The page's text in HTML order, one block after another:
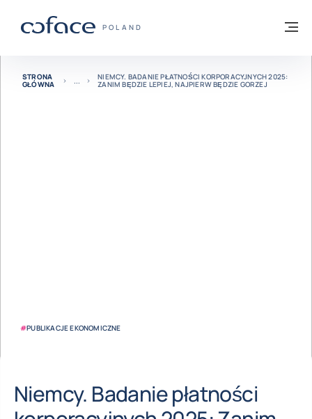
COFACE FOR TRADE - STRONA GŁÓWNA
POLAND
Powrót do strony głównej
#PUBLIKACJE EKONOMICZNE
STRONA
GŁÓWNA
NIEMCY. BADANIE PŁATNOŚCI KORPORACYJNYCH 2025:
ZANIM BĘDZIE LEPIEJ, NAJPIERW BĘDZIE GORZEJ
Niemcy. Badanie płatności